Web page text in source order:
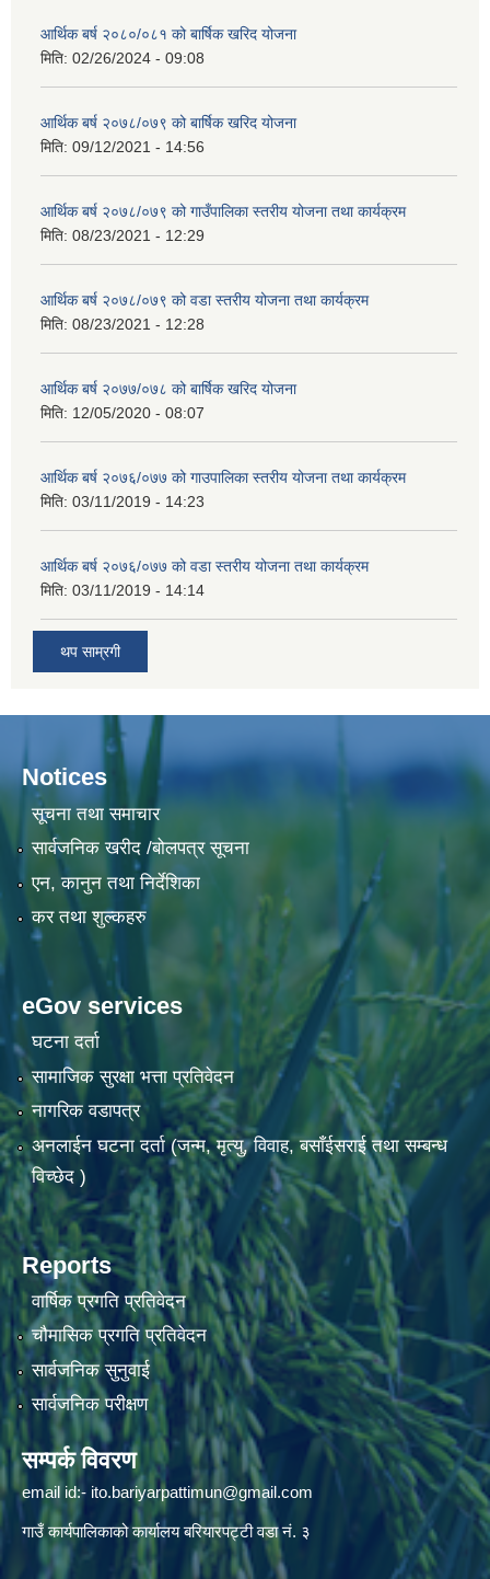
आर्थिक बर्ष २०८०/०८१ को बार्षिक खरिद योजना
मिति: 02/26/2024 - 09:08
आर्थिक बर्ष २०७८/०७९ को बार्षिक खरिद योजना
मिति: 09/12/2021 - 14:56
आर्थिक बर्ष २०७८/०७९ को गाउँपालिका स्तरीय योजना तथा कार्यक्रम
मिति: 08/23/2021 - 12:29
आर्थिक बर्ष २०७८/०७९ को वडा स्तरीय योजना तथा कार्यक्रम
मिति: 08/23/2021 - 12:28
आर्थिक बर्ष २०७७/०७८ को बार्षिक खरिद योजना
मिति: 12/05/2020 - 08:07
आर्थिक बर्ष २०७६/०७७ को गाउपालिका स्तरीय योजना तथा कार्यक्रम
मिति: 03/11/2019 - 14:23
आर्थिक बर्ष २०७६/०७७ को वडा स्तरीय योजना तथा कार्यक्रम
मिति: 03/11/2019 - 14:14
थप साम्रगी
Notices
सूचना तथा समाचार
सार्वजनिक खरीद /बोलपत्र सूचना
एन, कानुन तथा निर्देशिका
कर तथा शुल्कहरु
eGov services
घटना दर्ता
सामाजिक सुरक्षा भत्ता प्रतिवेदन
नागरिक वडापत्र
अनलाईन घटना दर्ता (जन्म, मृत्यु, विवाह, बसाँईसराई तथा सम्बन्ध
विच्छेद )
Reports
वार्षिक प्रगति प्रतिवेदन
चौमासिक प्रगति प्रतिवेदन
सार्वजनिक सुनुवाई
सार्वजनिक परीक्षण
सम्पर्क विवरण
email id:- ito.bariyarpattimun@gmail.com
गाउँ कार्यपालिकाको कार्यालय बरियारपट्टी वडा नं. ३